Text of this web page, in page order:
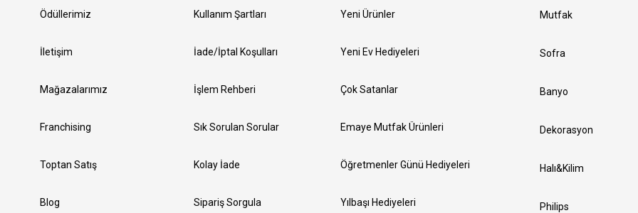
Ödüllerimiz
İletişim
Mağazalarımız
Franchising
Toptan Satış
Blog
Kullanım Şartları
İade/İptal Koşulları
İşlem Rehberi
Sık Sorulan Sorular
Kolay İade
Sipariş Sorgula
Yeni Ürünler
Yeni Ev Hediyeleri
Çok Satanlar
Emaye Mutfak Ürünleri
Öğretmenler Günü Hediyeleri
Yılbaşı Hediyeleri
Mutfak
Sofra
Banyo
Dekorasyon
Halı&Kilim
Philips